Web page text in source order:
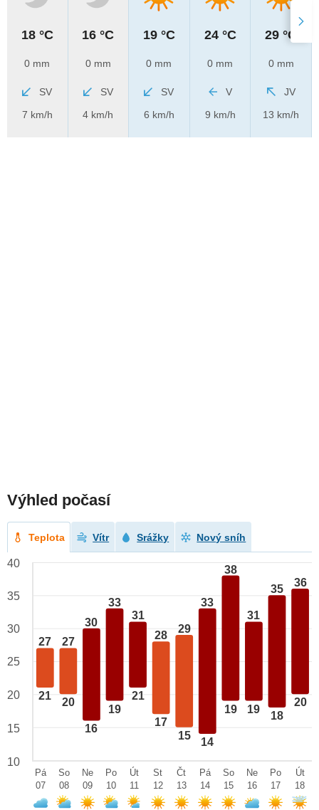
18 °C
0 mm
SV
7 km/h
16 °C
0 mm
SV
4 km/h
19 °C
0 mm
SV
6 km/h
24 °C
0 mm
V
9 km/h
29 °C
0 mm
JV
13 km/h
Výhled počasí
Teplota Vítr Srážky Nový sníh
27
21
27
20
30
16
33
19
31
21
28
17
29
15
33
14
38
19
31
19
35
18
36
20
40
35
30
25
20
15
10
Pá
07
So
08
Ne
09
Po
10
Út
11
St
12
Čt
13
Pá
14
So
15
Ne
16
Po
17
Út
18